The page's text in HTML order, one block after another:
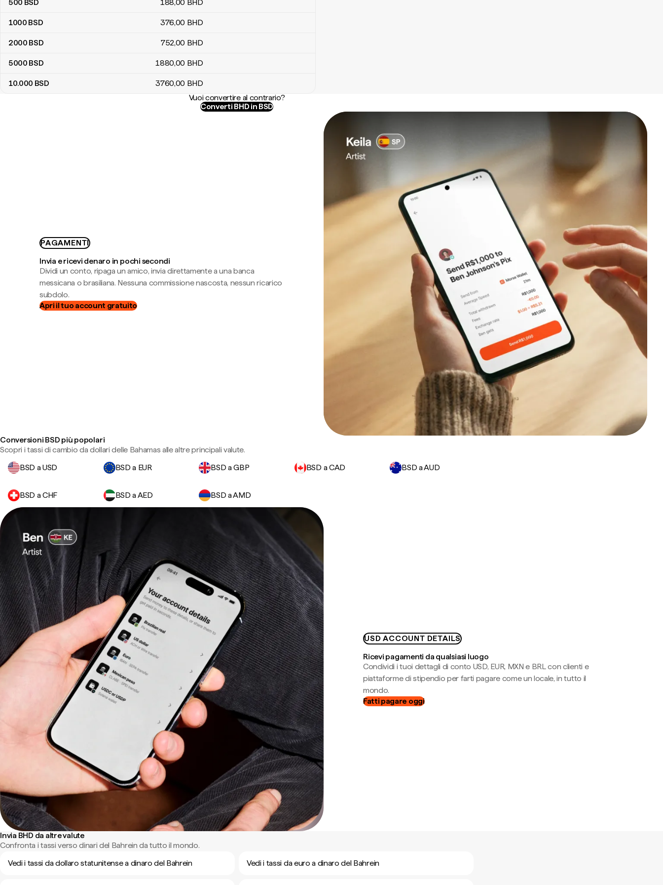
500 BSD 188,00 BHD
1000 BSD 376,00 BHD
2000 BSD 752,00 BHD
5000 BSD 1880,00 BHD
10.000 BSD 3760,00 BHD
Vuoi convertire al contrario?
Converti BHD in BSD
PAGAMENTI
Invia e ricevi denaro in pochi secondi
Dividi un conto, ripaga un amico, invia direttamente a una banca
messicana o brasiliana. Nessuna commissione nascosta, nessun ricarico
subdolo.
Apri il tuo account gratuito
Conversioni BSD più popolari
Scopri i tassi di cambio da dollari delle Bahamas alle altre principali valute.
BSD a USD
BSD a EUR BSD a GBP BSD a CAD BSD a AUD
BSD a CHF BSD a AED BSD a AMD
USD ACCOUNT DETAILS
Ricevi pagamenti da qualsiasi luogo
Condividi i tuoi dettagli di conto USD, EUR, MXN e BRL con clienti e
piattaforme di stipendio per farti pagare come un locale, in tutto il
mondo.
Fatti pagare oggi
Invia BHD da altre valute
Confronta i tassi verso dinari del Bahrein da tutto il mondo.
Vedi i tassi da dollaro statunitense a dinaro del Bahrein
Vedi i tassi da euro a dinaro del Bahrein